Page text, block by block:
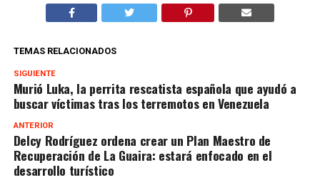
TEMAS RELACIONADOS
SIGUIENTE
Murió Luka, la perrita rescatista española que ayudó a
buscar víctimas tras los terremotos en Venezuela
ANTERIOR
Delcy Rodríguez ordena crear un Plan Maestro de
Recuperación de La Guaira: estará enfocado en el
desarrollo turístico